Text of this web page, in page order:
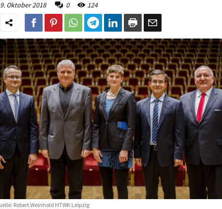
9. Oktober 2018
0 124
Robert Weinhold HTWK Leipzig